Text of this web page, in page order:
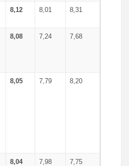
8,12 8,01 8,31
8,08 7,24 7,68
8,05 7,79 8,20
8,04 7,98 7,75